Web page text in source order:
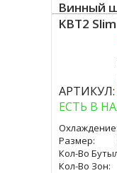
Винный
KBT2 Slim
АРТИКУЛ:
ЕСТЬ В
Охлаждение:
Размер:
Кол-Во
Кол-Во Зон: